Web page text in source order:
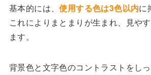
基本的には、使用する色は3色以内に
これによりまとまりが生まれ、見や
ます。
背景色と文字色のコントラストをし